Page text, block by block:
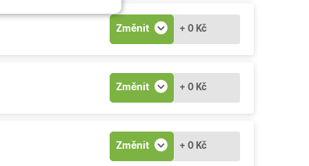
Změnit + 0 Kč
Změnit + 0 Kč
Změnit + 0 Kč
cookies
účtu. Webové